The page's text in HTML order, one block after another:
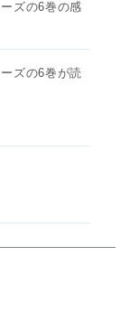
ズの6巻の感
ズの6巻が読